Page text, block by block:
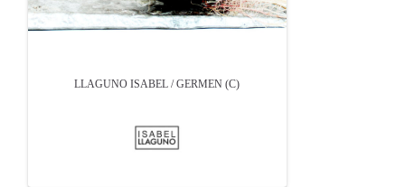
LLAGUNO ISABEL / GERMEN (C)